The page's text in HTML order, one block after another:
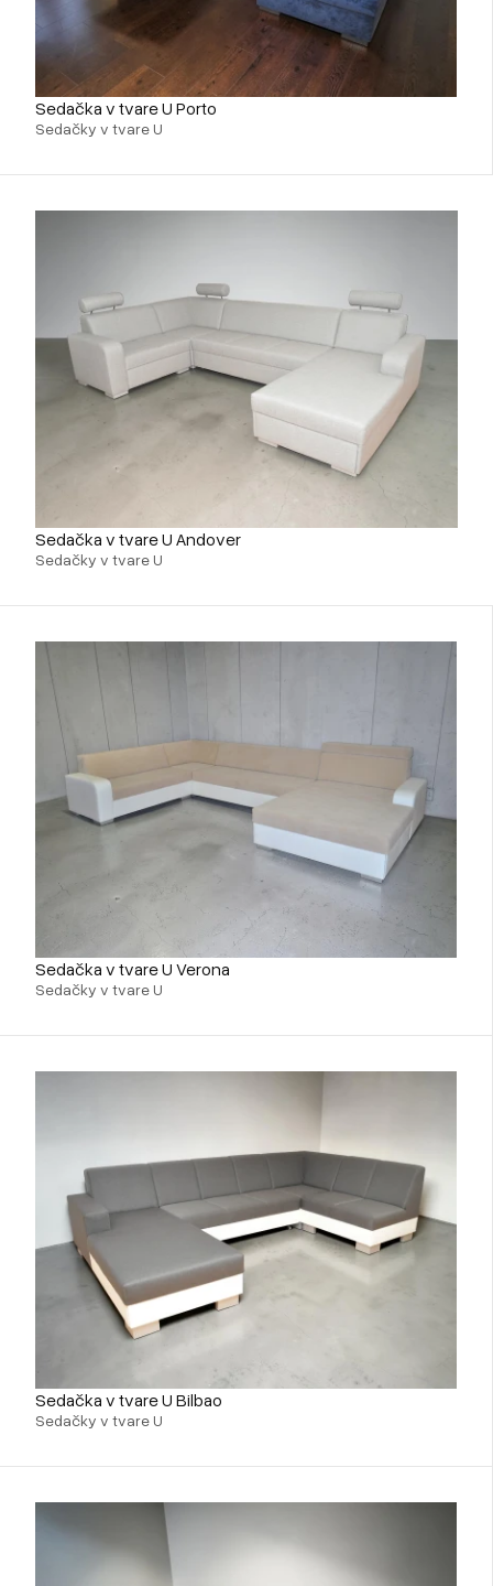
Sedačka v tvare U Porto
Sedačky v tvare U
Sedačka v tvare U Andover
Sedačky v tvare U
Sedačka v tvare U Verona
Sedačky v tvare U
Sedačka v tvare U Bilbao
Sedačky v tvare U